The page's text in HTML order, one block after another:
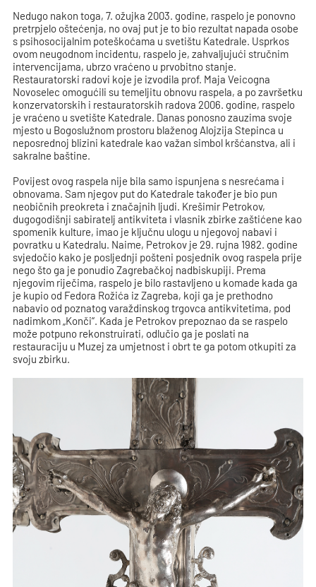
Nedugo nakon toga, 7. ožujka 2003. godine, raspelo je ponovno
pretrpjelo oštećenja, no ovaj put je to bio rezultat napada osobe
s psihosocijalnim poteškoćama u svetištu Katedrale. Usprkos
ovom neugodnom incidentu, raspelo je, zahvaljujući stručnim
intervencijama, ubrzo vraćeno u prvobitno stanje.
Restauratorski radovi koje je izvodila prof. Maja Veicogna
Novoselec omogućili su temeljitu obnovu raspela, a po završetku
konzervatorskih i restauratorskih radova 2006. godine, raspelo
je vraćeno u svetište Katedrale. Danas ponosno zauzima svoje
mjesto u Bogoslužnom prostoru blaženog Alojzija Stepinca u
neposrednoj blizini katedrale kao važan simbol kršćanstva, ali i
sakralne baštine.
Povijest ovog raspela nije bila samo ispunjena s nesrećama i
obnovama. Sam njegov put do Katedrale također je bio pun
neobičnih preokreta i značajnih ljudi. Krešimir Petrokov,
dugogodišnji sabiratelj antikviteta i vlasnik zbirke zaštićene kao
spomenik kulture, imao je ključnu ulogu u njegovoj nabavi i
povratku u Katedralu. Naime, Petrokov je 29. rujna 1982. godine
svjedočio kako je posljednji pošteni posjednik ovog raspela prije
nego što ga je ponudio Zagrebačkoj nadbiskupiji. Prema
njegovim riječima, raspelo je bilo rastavljeno u komade kada ga
je kupio od Fedora Rožića iz Zagreba, koji ga je prethodno
nabavio od poznatog varaždinskog trgovca antikvitetima, pod
nadimkom „Konči“. Kada je Petrokov prepoznao da se raspelo
može potpuno rekonstruirati, odlučio ga je poslati na
restauraciju u Muzej za umjetnost i obrt te ga potom otkupiti za
svoju zbirku.